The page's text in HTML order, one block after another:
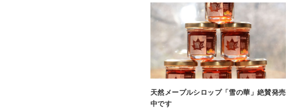
天然メープルシロップ「雪の華」絶賛発売
中です